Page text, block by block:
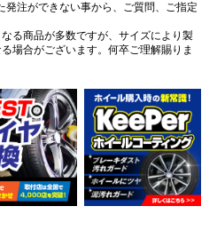
注ができない事から、ご質問、ご指定
る商品が多数ですが、サイズにより製
場合がございます。何卒ご理解賜りま